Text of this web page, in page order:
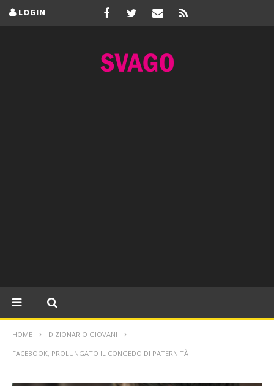
LOGIN
HOME DIZIONARIO GIOVANI
FACEBOOK, PROLUNGATO IL CONGEDO DI PATERNITÀ